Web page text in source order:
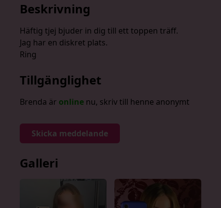
Beskrivning
Häftig tjej bjuder in dig till ett toppen träff.
Jag har en diskret plats.
Ring
Tillgänglighet
Brenda är online nu, skriv till henne anonymt
Skicka meddelande
Galleri